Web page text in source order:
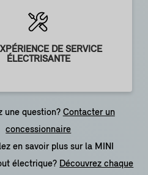
DE SERVICE
ÉLECTRISANTE
une question? Contacter un
concessionnaire
en savoir plus sur la MINI
électrique? Découvrez chaque